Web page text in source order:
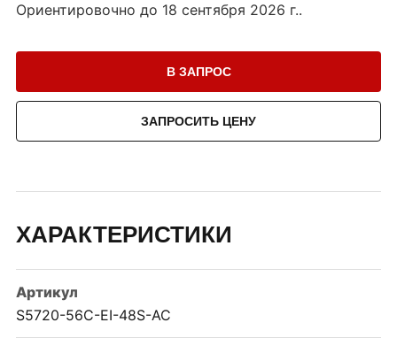
Ориентировочно до 18 сентября 2026 г..
В ЗАПРОС
ЗАПРОСИТЬ ЦЕНУ
ХАРАКТЕРИСТИКИ
Артикул
S5720-56C-EI-48S-AC